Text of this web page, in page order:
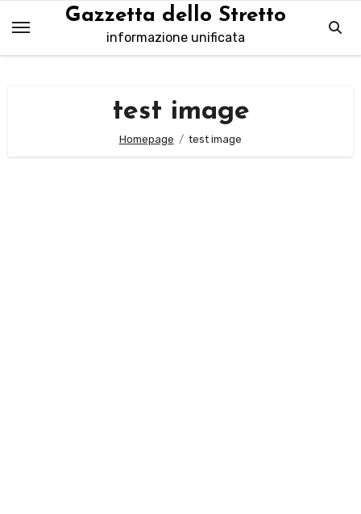
contenuto
Gazzetta dello Stretto
informazione unificata
test image
Homepage test image